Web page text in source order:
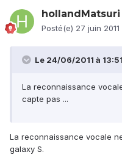
hollandMatsuri
Posté(e) 27 juin 2011
Le 24/06/2011 à
La reconnaissance
capte pas ...
La reconnaissance vocale
galaxy S.